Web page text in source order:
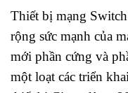
Thiết bị mạng
rộng sức mạnh của
mới phần cứng và
một loạt các triển